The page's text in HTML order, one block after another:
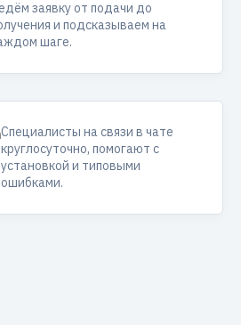
заявку от подачи до
и подсказываем на
шаге.
Специалисты на связи в чате
круглосуточно, помогают с
установкой и типовыми
ошибками.